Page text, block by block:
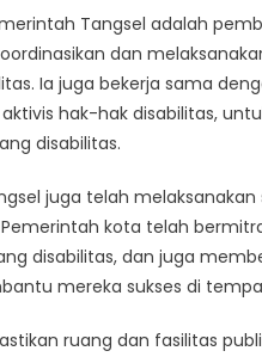
Penyandang
Disabilitas
Tangsel adalah
dan
Ia juga bekerja sama
hak-hak disabilitas,
disabilitas.
juga telah
kota telah
disabilitas, dan juga
mereka sukses di
ruang dan fasilitas